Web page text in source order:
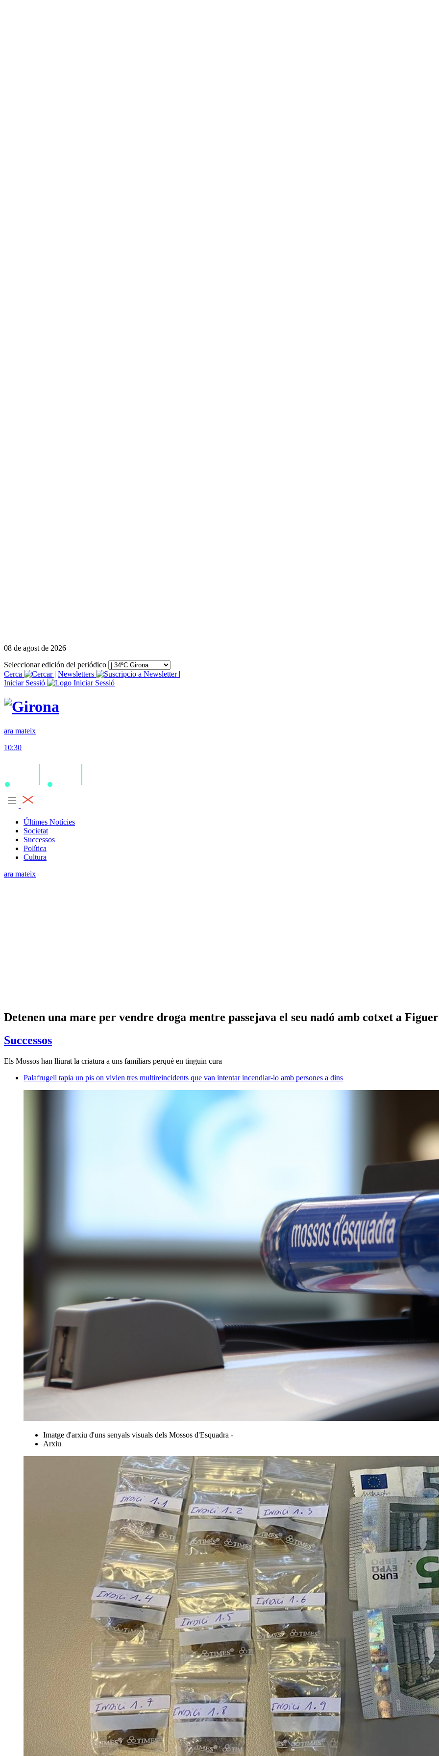
08 de agost de 2026
Seleccionar edición del periódico
Cerca
| Newsletters
|
Iniciar Sessió
ara mateix
10:30
Últimes Notícies
Societat
Successos
Política
Cultura
ara mateix
Detenen una mare per vendre droga mentre passejava el seu nadó amb cotxet a
Successos
Els Mossos han lliurat la criatura a uns familiars perquè en tinguin cura
Palafrugell tapia un pis on vivien tres multireincidents que van intentar incendiar-lo amb persones a dins
Imatge d'arxiu d'uns senyals visuals dels Mossos d'Esquadra -
Arxiu